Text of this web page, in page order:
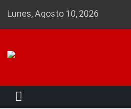
Lunes, Agosto 10, 2026